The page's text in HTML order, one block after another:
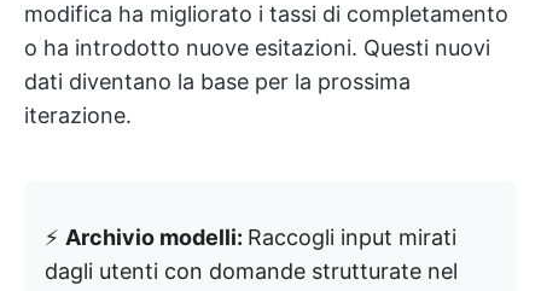
modifica ha migliorato i tassi di completamento
o ha introdotto nuove esitazioni. Questi nuovi
dati diventano la base per la prossima
iterazione.
⚡️ Archivio modelli: Raccogli input mirati
dagli utenti con domande strutturate nel